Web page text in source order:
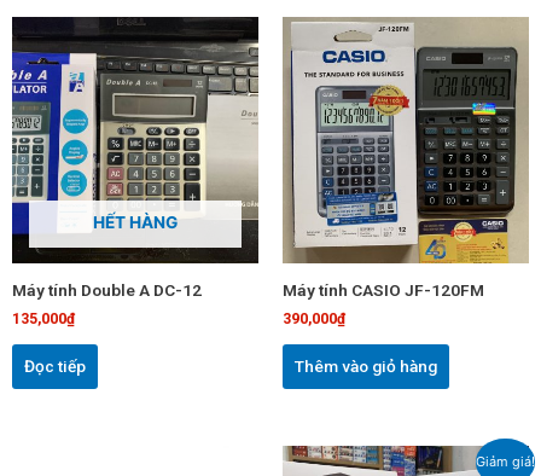
HẾT HÀNG
Máy tính Double A DC-12
135,000₫
Đọc tiếp
Máy tính CASIO JF-120FM
390,000₫
Thêm vào giỏ hàng
Giảm giá!
Giá
Giá